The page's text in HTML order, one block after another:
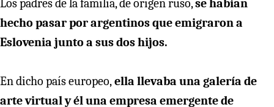
Los padres de la familia, de origen ruso,se habían
hecho pasar por argentinos que emigraron a
Eslovenia junto a sus dos hijos.
En dicho país europeo,ella llevaba una galería de
arte virtual y él una empresa emergente de